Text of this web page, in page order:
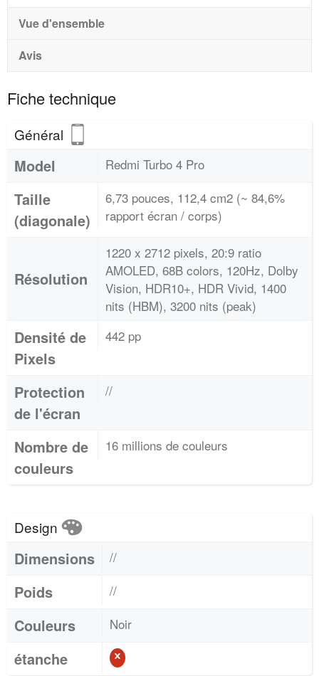
Vue d'ensemble
Avis
Fiche technique
Général
Model Redmi Turbo 4 Pro
Taille
(diagonale)
6,73 pouces, 112,4 cm2 (~ 84,6%
rapport écran / corps)
Résolution
1220 x 2712 pixels, 20:9 ratio
AMOLED, 68B colors, 120Hz, Dolby
Vision, HDR10+, HDR Vivid, 1400
nits (HBM), 3200 nits (peak)
Densité de
Pixels
442 pp
Protection
de l'écran
//
Nombre de
couleurs
16 millions de couleurs
Design
Dimensions //
Poids //
Couleurs Noir
étanche